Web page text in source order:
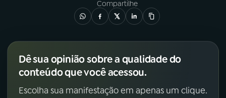
Compartilhe
Dê sua opinião sobre a qualidade do
conteúdo que você acessou.
Escolha sua manifestação em apenas um clique.